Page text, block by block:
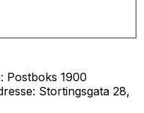
Postboks 1900
Stortingsgata 28,